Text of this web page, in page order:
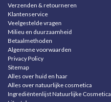
Verzenden & retourneren
Klantenservice
Veelgestelde vragen
Milieu en duurzaamheid
Betaalmethoden
Algemene voorwaarden
Privacy Policy
Sitemap
Alles over huid en haar
Alles over natuurlijke cosmetica
Ingrediëntenlijst Natuurlijke Cosmetica